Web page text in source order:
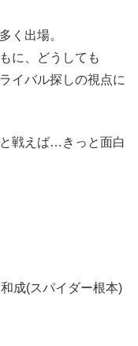
く出場。
に、どうしても
イバル探しの視点に
戦えば…きっと面白
成(スパイダー根本)